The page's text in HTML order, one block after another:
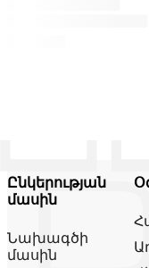
Ընկերության
մասին
Նախագծի
մասին